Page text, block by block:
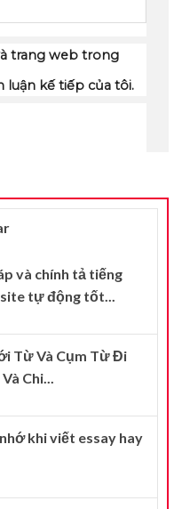
trang web trong
luận kế tiếp của tôi.
và chính tả tiếng
tự động tốt...
Từ Và Cụm Từ Đi
Chi...
khi viết essay hay